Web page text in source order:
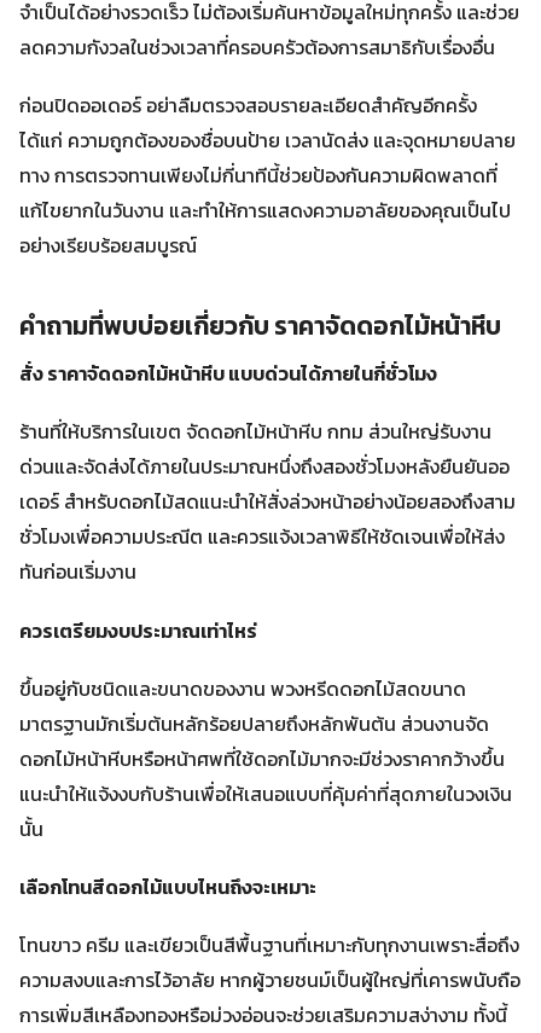
จำเป็นได้อย่างรวดเร็ว ไม่ต้องเริ่มค้นหาข้อมูลใหม่ทุกครั้ง และช่วย
ลดความกังวลในช่วงเวลาที่ครอบครัวต้องการสมาธิกับเรื่องอื่น
ก่อนปิดออเดอร์ อย่าลืมตรวจสอบรายละเอียดสำคัญอีกครั้ง
ได้แก่ ความถูกต้องของชื่อบนป้าย เวลานัดส่ง และจุดหมายปลาย
ทาง การตรวจทานเพียงไม่กี่นาทีนี้ช่วยป้องกันความผิดพลาดที่
แก้ไขยากในวันงาน และทำให้การแสดงความอาลัยของคุณเป็นไป
อย่างเรียบร้อยสมบูรณ์
คำถามที่พบบ่อยเกี่ยวกับ ราคาจัดดอกไม้หน้าหีบ
สั่ง ราคาจัดดอกไม้หน้าหีบ แบบด่วนได้ภายในกี่ชั่วโมง
ร้านที่ให้บริการในเขต จัดดอกไม้หน้าหีบ กทม ส่วนใหญ่รับงาน
ด่วนและจัดส่งได้ภายในประมาณหนึ่งถึงสองชั่วโมงหลังยืนยันออ
เดอร์ สำหรับดอกไม้สดแนะนำให้สั่งล่วงหน้าอย่างน้อยสองถึงสาม
ชั่วโมงเพื่อความประณีต และควรแจ้งเวลาพิธีให้ชัดเจนเพื่อให้ส่ง
ทันก่อนเริ่มงาน
ควรเตรียมงบประมาณเท่าไหร่
ขึ้นอยู่กับชนิดและขนาดของงาน พวงหรีดดอกไม้สดขนาด
มาตรฐานมักเริ่มต้นหลักร้อยปลายถึงหลักพันต้น ส่วนงานจัด
ดอกไม้หน้าหีบหรือหน้าศพที่ใช้ดอกไม้มากจะมีช่วงราคากว้างขึ้น
แนะนำให้แจ้งงบกับร้านเพื่อให้เสนอแบบที่คุ้มค่าที่สุดภายในวงเงิน
นั้น
เลือกโทนสีดอกไม้แบบไหนถึงจะเหมาะ
โทนขาว ครีม และเขียวเป็นสีพื้นฐานที่เหมาะกับทุกงานเพราะสื่อถึง
ความสงบและการไว้อาลัย หากผู้วายชนม์เป็นผู้ใหญ่ที่เคารพนับถือ
การเพิ่มสีเหลืองทองหรือม่วงอ่อนจะช่วยเสริมความสง่างาม ทั้งนี้